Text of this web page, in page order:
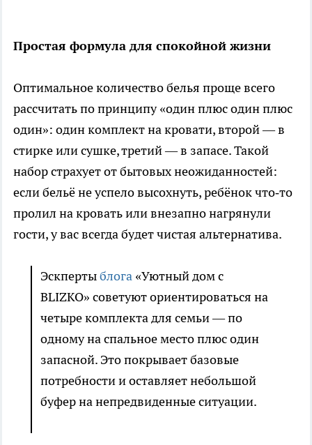
Простая формула для спокойной жизни
Оптимальное количество белья проще всего
рассчитать по принципу «один плюс один плюс
один»: один комплект на кровати, второй — в
стирке или сушке, третий — в запасе. Такой
набор страхует от бытовых неожиданностей:
если бельё не успело высохнуть, ребёнок что‑то
пролил на кровать или внезапно нагрянули
гости, у вас всегда будет чистая альтернатива.
Эскпертыблога «Уютный дом с
BLIZKO» советуют ориентироваться на
четыре комплекта для семьи — по
одному на спальное место плюс один
запасной. Это покрывает базовые
потребности и оставляет небольшой
буфер на непредвиденные ситуации.